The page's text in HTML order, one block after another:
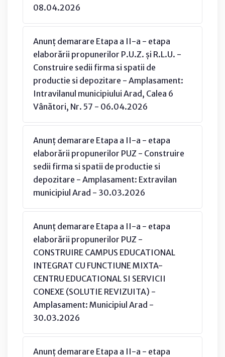
08.04.2026
Anunț demarare Etapa a II-a - etapa
elaborării propunerilor P.U.Z. și R.L.U. -
Construire sedii firma si spatii de
productie si depozitare - Amplasament:
Intravilanul municipiului Arad, Calea 6
Vânători, Nr. 57 - 06.04.2026
Anunț demarare Etapa a II-a - etapa
elaborării propunerilor PUZ - Construire
sedii firma si spatii de productie si
depozitare - Amplasament: Extravilan
municipiul Arad - 30.03.2026
Anunț demarare Etapa a II-a - etapa
elaborării propunerilor PUZ -
CONSTRUIRE CAMPUS EDUCATIONAL
INTEGRAT CU FUNCTIUNE MIXTA-
CENTRU EDUCATIONAL SI SERVICII
CONEXE (SOLUTIE REVIZUITA) -
Amplasament: Municipiul Arad -
30.03.2026
Anunț demarare Etapa a II-a - etapa